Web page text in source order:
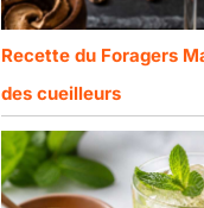
Recette du Foragers
des cueilleurs